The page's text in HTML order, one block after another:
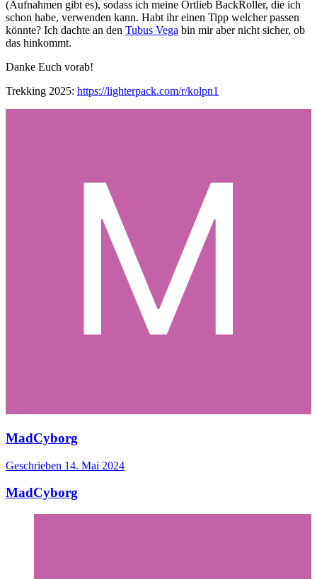
(Aufnahmen gibt es), sodass ich meine Ortlieb BackRoller, die ich
schon habe, verwenden kann. Habt ihr einen Tipp welcher passen
könnte? Ich dachte an den Tubus Vega bin mir aber nicht sicher, ob
das hinkommt.
Danke Euch vorab!
Trekking 2025: https://lighterpack.com/r/kolpn1
MadCyborg
Geschrieben 14. Mai 2024
MadCyborg